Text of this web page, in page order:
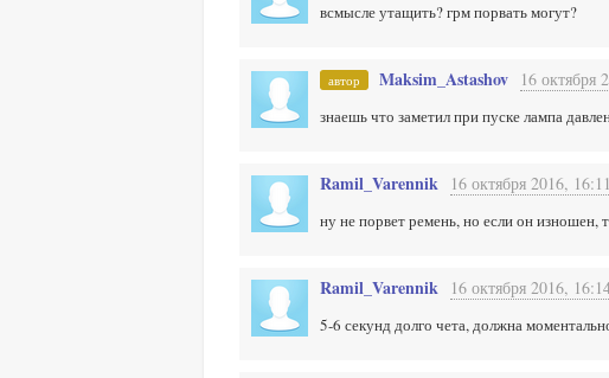
всмысле утащить? грм порвать могут?
автор Maksim_Astashov 16 октября
знаешь что заметил при пуске лампа
Ramil_Varennik 16 октября 2016, 16:11
ну не порвет ремень, но если он изношен,
Ramil_Varennik 16 октября 2016,
5-6 секунд долго чета, должна